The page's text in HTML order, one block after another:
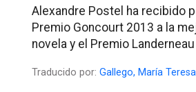
Alexandre Postel ha recibido
Premio Goncourt 2013 a la
novela y el Premio
Traducido por: Gallego, María Teresa